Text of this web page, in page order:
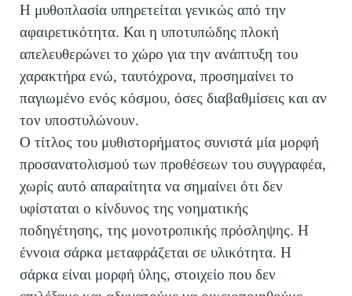
Η μυθοπλασία υπηρετείται γενικώς από την
αφαιρετικότητα. Και η υποτυπώδης πλοκή
απελευθερώνει το χώρο για την ανάπτυξη του
χαρακτήρα ενώ, ταυτόχρονα, προσημαίνει το
παγιωμένο ενός κόσμου, όσες διαβαθμίσεις και αν
τον υποστυλώνουν.
Ο τίτλος του μυθιστορήματος συνιστά μία μορφή
προσανατολισμού των προθέσεων του συγγραφέα,
χωρίς αυτό απαραίτητα να σημαίνει ότι δεν
υφίσταται ο κίνδυνος της νοηματικής
ποδηγέτησης, της μονοτροπικής πρόσληψης. Η
έννοια σάρκα μεταφράζεται σε υλικότητα. Η
σάρκα είναι μορφή ύλης, στοιχείο που δεν